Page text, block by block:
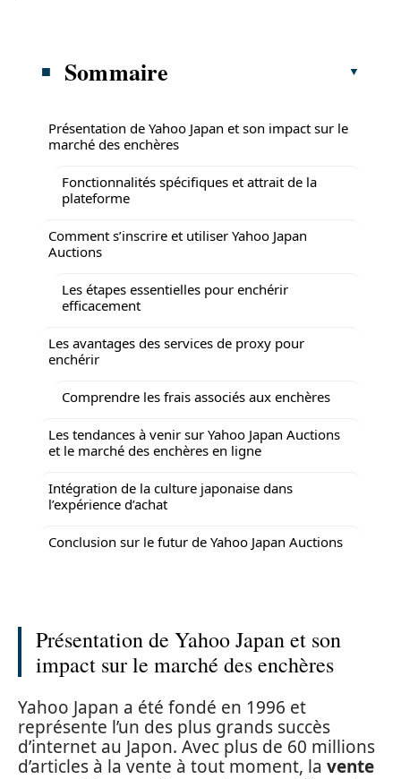
Sommaire
Présentation de Yahoo Japan et son impact sur le
marché des enchères
Fonctionnalités spécifiques et attrait de la
plateforme
Comment s’inscrire et utiliser Yahoo Japan
Auctions
Les étapes essentielles pour enchérir
efficacement
Les avantages des services de proxy pour
enchérir
Comprendre les frais associés aux enchères
Les tendances à venir sur Yahoo Japan Auctions
et le marché des enchères en ligne
Intégration de la culture japonaise dans
l’expérience d’achat
Conclusion sur le futur de Yahoo Japan Auctions
Présentation de Yahoo Japan et son
impact sur le marché des enchères
Yahoo Japan a été fondé en 1996 et
représente l’un des plus grands succès
d’internet au Japon. Avec plus de 60 millions
d’articles à la vente à tout moment, la vente